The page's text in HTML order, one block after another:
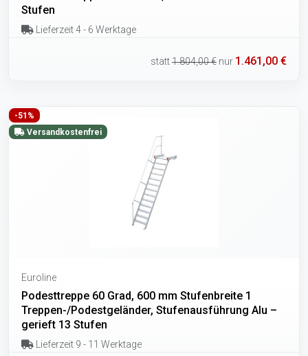
Stufen
Lieferzeit 4 - 6 Werktage
statt1.804,00 € nur 1.461,00 €
-51%
Versandkostenfrei
Euroline
Podesttreppe 60 Grad, 600 mm Stufenbreite 1
Treppen-/Podestgeländer, Stufenausführung Alu –
gerieft 13 Stufen
Lieferzeit 9 - 11 Werktage